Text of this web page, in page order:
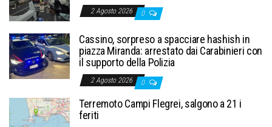
2 Agosto 2026 0
Cassino, sorpreso a spacciare hashish in
piazza Miranda: arrestato dai Carabinieri con
il supporto della Polizia
2 Agosto 2026 0
Terremoto Campi Flegrei, salgono a 21 i
feriti